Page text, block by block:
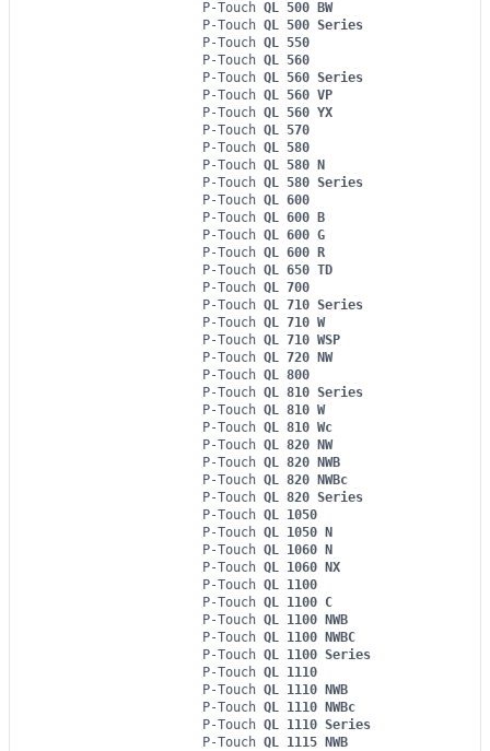
P-Touch QL 500 BW
P-Touch QL 500 Series
P-Touch QL 550
P-Touch QL 560
P-Touch QL 560 Series
P-Touch QL 560 VP
P-Touch QL 560 YX
P-Touch QL 570
P-Touch QL 580
P-Touch QL 580 N
P-Touch QL 580 Series
P-Touch QL 600
P-Touch QL 600 B
P-Touch QL 600 G
P-Touch QL 600 R
P-Touch QL 650 TD
P-Touch QL 700
P-Touch QL 710 Series
P-Touch QL 710 W
P-Touch QL 710 WSP
P-Touch QL 720 NW
P-Touch QL 800
P-Touch QL 810 Series
P-Touch QL 810 W
P-Touch QL 810 Wc
P-Touch QL 820 NW
P-Touch QL 820 NWB
P-Touch QL 820 NWBc
P-Touch QL 820 Series
P-Touch QL 1050
P-Touch QL 1050 N
P-Touch QL 1060 N
P-Touch QL 1060 NX
P-Touch QL 1100
P-Touch QL 1100 C
P-Touch QL 1100 NWB
P-Touch QL 1100 NWBC
P-Touch QL 1100 Series
P-Touch QL 1110
P-Touch QL 1110 NWB
P-Touch QL 1110 NWBc
P-Touch QL 1110 Series
P-Touch QL 1115 NWB